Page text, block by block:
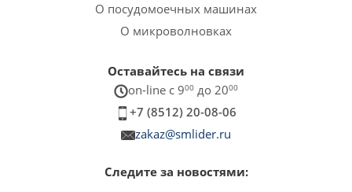
О посудомоечных машинах
О микроволновках
Оставайтесь на связи
on-line c 900 до 2000
+7 (8512) 20-08-06
zakaz@smlider.ru
Следите за новостями: